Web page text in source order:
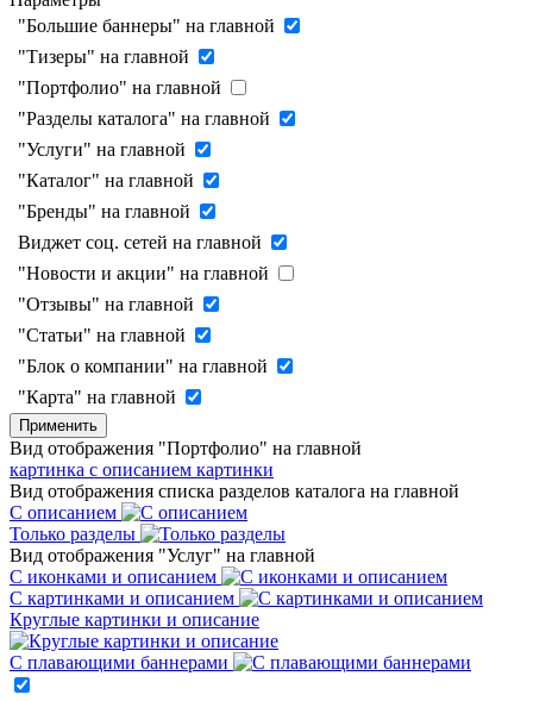
"Большие баннеры" на главной
"Тизеры" на главной
"Портфолио" на главной
"Разделы каталога" на главной
"Услуги" на главной
"Каталог" на главной
"Бренды" на главной
Виджет соц. сетей на главной
"Новости и акции" на главной
"Отзывы" на главной
"Статьи" на главной
"Блок о компании" на главной
"Карта" на главной
Применить
Вид отображения "Портфолио" на главной
картинка с описанием картинки
Вид отображения списка разделов каталога на главной
С описанием
Только разделы
Вид отображения "Услуг" на главной
С иконками и описанием
С картинками и описанием
Круглые картинки и описание
С плавающими баннерами